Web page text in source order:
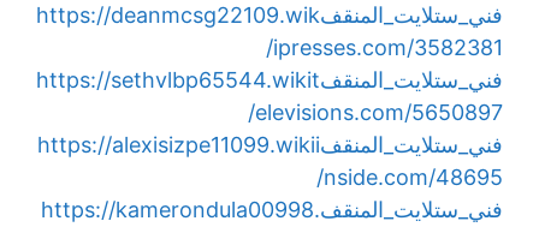
فني_ستلايت_المنقفhttps://deanmcsg22109.wik
ipresses.com/3582381/
فني_ستلايت_المنقفhttps://sethvlbp65544.wikit
elevisions.com/5650897/
فني_ستلايت_المنقفhttps://alexisizpe11099.wikii
nside.com/48695/
فني_ستلايت_المنقفhttps://kamerondula00998.